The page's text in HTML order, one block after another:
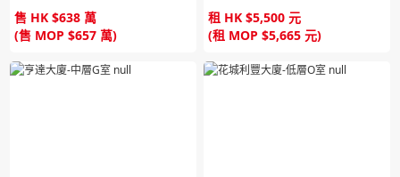
售 HK $638 萬
(售 MOP $657 萬)
租 HK $5,500 元
(租 MOP $5,665 元)